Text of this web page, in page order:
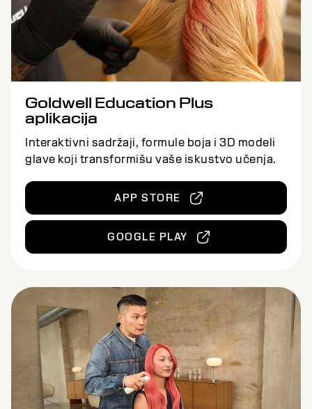
Goldwell Education Plus
aplikacija
Interaktivni sadržaji, formule boja i 3D modeli
glave koji transformišu vaše iskustvo učenja.
APP STORE
GOOGLE PLAY